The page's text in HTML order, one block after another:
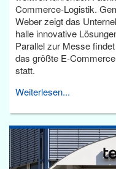
Commerce-Logistik.
Weber zeigt das
halle innovative
Parallel zur Messe
das größte E-
statt.
Weiterlesen...